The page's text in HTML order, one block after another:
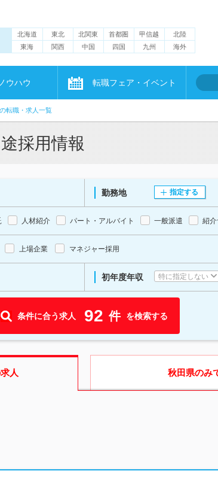
北海道 東北 北関東 首都圏 甲信越
北陸
東海
関西 中国 四国 九州 海外
ウハウ 転職フェア・イベント
転職・求人一覧
採用情報
勤務地 指定する
人材紹介 パート・アルバイト 一般派遣 紹
上場企業 マネジャー採用
初年度年収 特に指定しない
条件に合う求人 92 件 を検索する
人 秋田県のみ